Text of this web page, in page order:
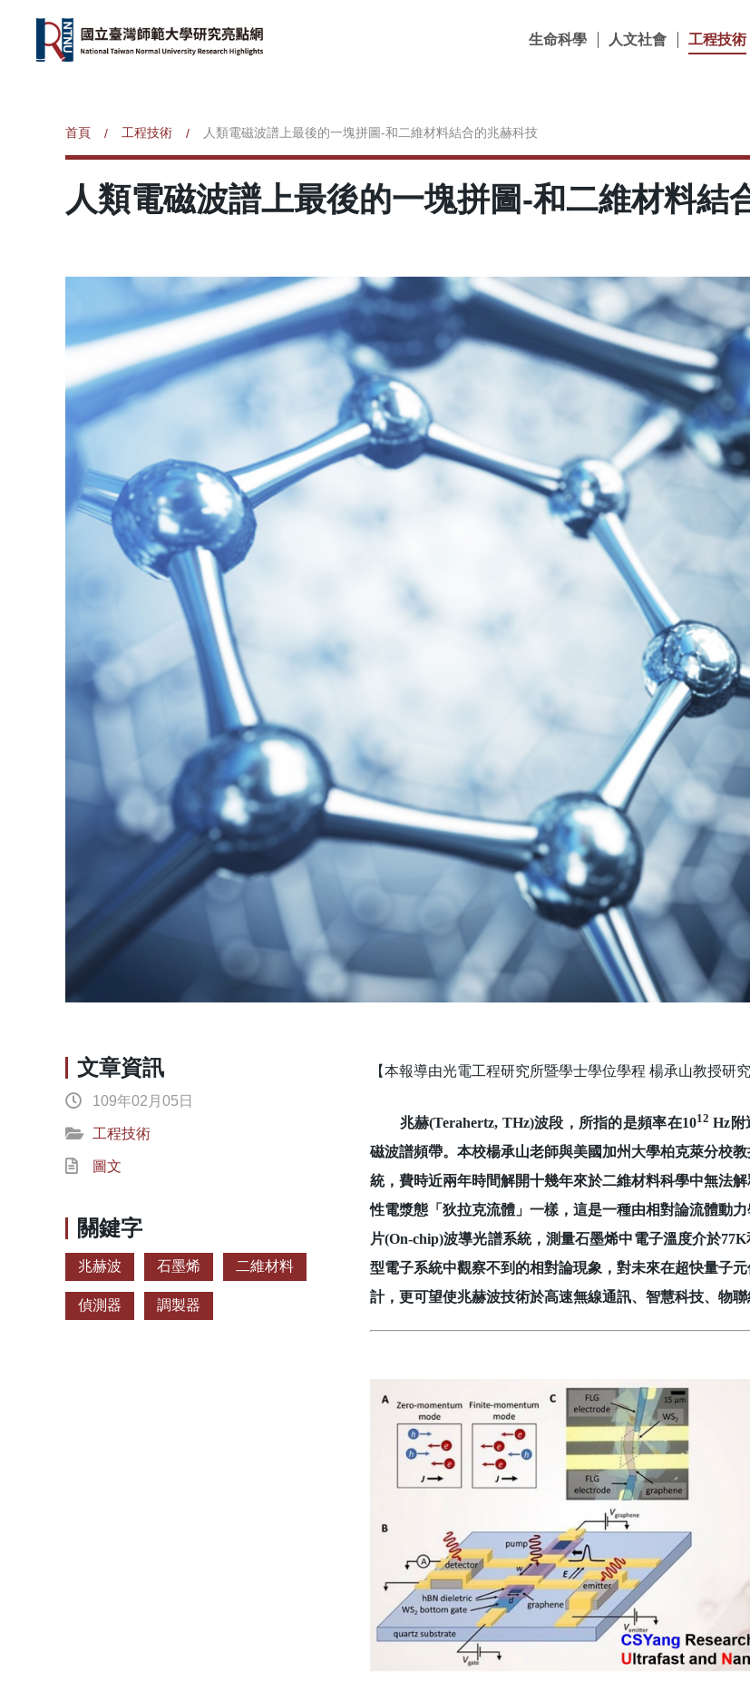
生命科學 人文社會 工程技術
首頁 / 工程技術 / 人類電磁波譜上最後的一塊拼圖-和二維材料結合的兆赫科技
人類電磁波譜上最後的一塊拼圖-和二維材料結
文章資訊
109年02月05日
工程技術
圖文
關鍵字
兆赫波 石墨烯 二維材料
偵測器 調製器
【本報導由光電工程研究所暨學士學位學程 楊承山教授研究
兆赫(Terahertz, THz)波段，所指的是頻率在1012 Hz附
磁波譜頻帶。本校楊承山老師與美國加州大學柏克萊分校
統，費時近兩年時間解開十幾年來於二維材料科學中無法
性電漿態「狄拉克流體」一樣，這是一種由相對論流體動
片(On-chip)波導光譜系統，測量石墨烯中電子溫度介於
型電子系統中觀察不到的相對論現象，對未來在超快量子
計，更可望使兆赫波技術於高速無線通訊、智慧科技、物